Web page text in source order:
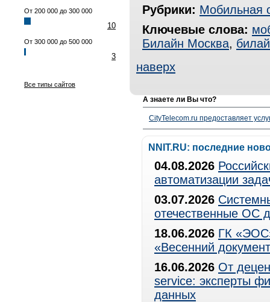
От 200 000 до 300 000
10
От 300 000 до 500 000
3
Все типы сайтов
Рубрики: Мобильная
Ключевые слова:
Билайн Москва,
наверх
А знаете ли Вы что?
CityTelecom.ru предоставляет
NNIT.RU: последние
04.08.2026
автоматизации
03.07.2026
отечественные ОС
18.06.2026 ГК
«Весенний
16.06.2026 От
service: эксперты
данных